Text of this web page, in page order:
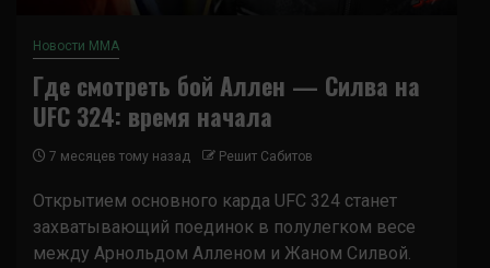
Новости ММА
Где смотреть бой Аллен — Силва на
UFC 324: время начала
7 месяцев тому назад Решит Сабитов
Открытием основного карда UFC 324 станет
захватывающий поединок в полулегком весе
между Арнольдом Алленом и Жаном Силвой.